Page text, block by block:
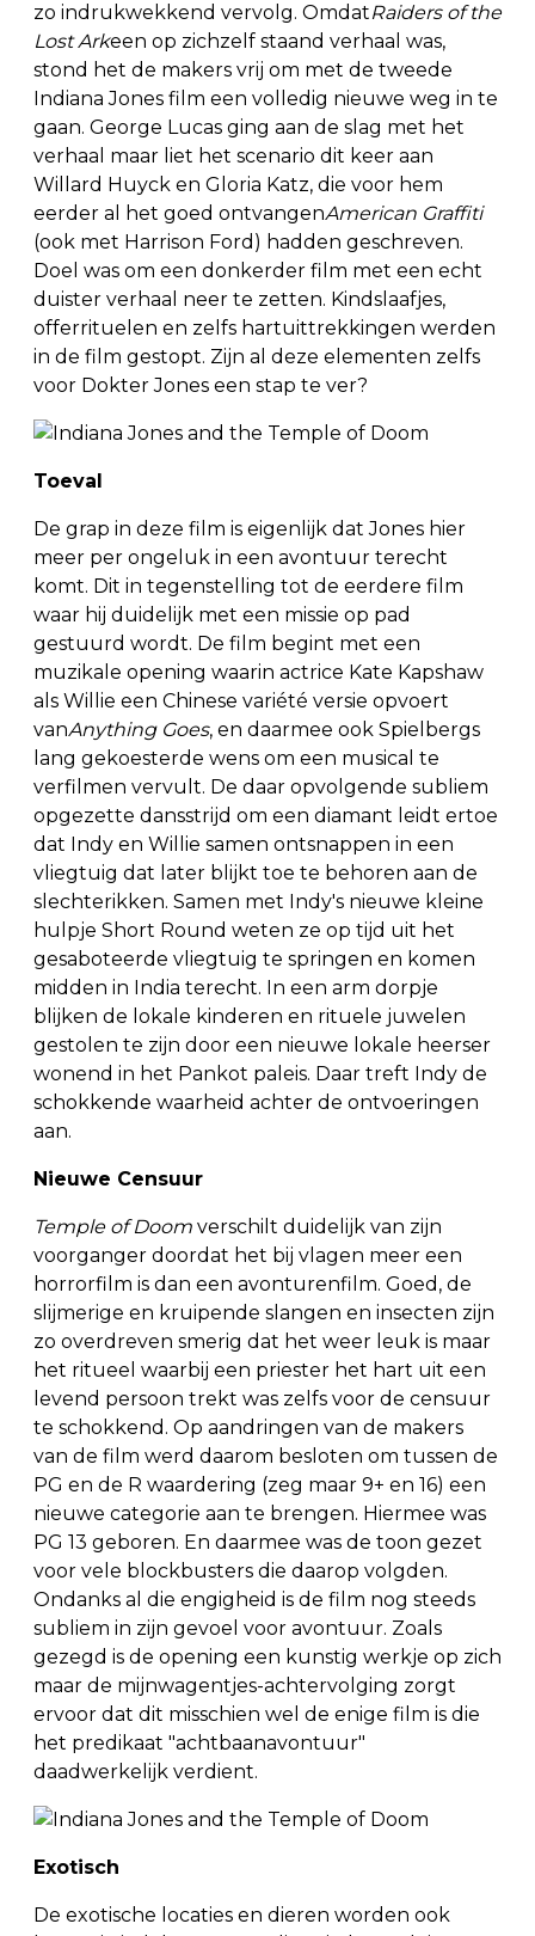
zo indrukwekkend vervolg. OmdatRaiders of the
Lost Arkeen op zichzelf staand verhaal was,
stond het de makers vrij om met de tweede
Indiana Jones film een volledig nieuwe weg in te
gaan. George Lucas ging aan de slag met het
verhaal maar liet het scenario dit keer aan
Willard Huyck en Gloria Katz, die voor hem
eerder al het goed ontvangenAmerican Graffiti
(ook met Harrison Ford) hadden geschreven.
Doel was om een donkerder film met een echt
duister verhaal neer te zetten. Kindslaafjes,
offerrituelen en zelfs hartuittrekkingen werden
in de film gestopt. Zijn al deze elementen zelfs
voor Dokter Jones een stap te ver?
Toeval
De grap in deze film is eigenlijk dat Jones hier
meer per ongeluk in een avontuur terecht
komt. Dit in tegenstelling tot de eerdere film
waar hij duidelijk met een missie op pad
gestuurd wordt. De film begint met een
muzikale opening waarin actrice Kate Kapshaw
als Willie een Chinese variété versie opvoert
vanAnything Goes, en daarmee ook Spielbergs
lang gekoesterde wens om een musical te
verfilmen vervult. De daar opvolgende subliem
opgezette dansstrijd om een diamant leidt ertoe
dat Indy en Willie samen ontsnappen in een
vliegtuig dat later blijkt toe te behoren aan de
slechterikken. Samen met Indy's nieuwe kleine
hulpje Short Round weten ze op tijd uit het
gesaboteerde vliegtuig te springen en komen
midden in India terecht. In een arm dorpje
blijken de lokale kinderen en rituele juwelen
gestolen te zijn door een nieuwe lokale heerser
wonend in het Pankot paleis. Daar treft Indy de
schokkende waarheid achter de ontvoeringen
aan.
Nieuwe Censuur
Temple of Doom verschilt duidelijk van zijn
voorganger doordat het bij vlagen meer een
horrorfilm is dan een avonturenfilm. Goed, de
slijmerige en kruipende slangen en insecten zijn
zo overdreven smerig dat het weer leuk is maar
het ritueel waarbij een priester het hart uit een
levend persoon trekt was zelfs voor de censuur
te schokkend. Op aandringen van de makers
van de film werd daarom besloten om tussen de
PG en de R waardering (zeg maar 9+ en 16) een
nieuwe categorie aan te brengen. Hiermee was
PG 13 geboren. En daarmee was de toon gezet
voor vele blockbusters die daarop volgden.
Ondanks al die engigheid is de film nog steeds
subliem in zijn gevoel voor avontuur. Zoals
gezegd is de opening een kunstig werkje op zich
maar de mijnwagentjes-achtervolging zorgt
ervoor dat dit misschien wel de enige film is die
het predikaat "achtbaanavontuur"
daadwerkelijk verdient.
Exotisch
De exotische locaties en dieren worden ook